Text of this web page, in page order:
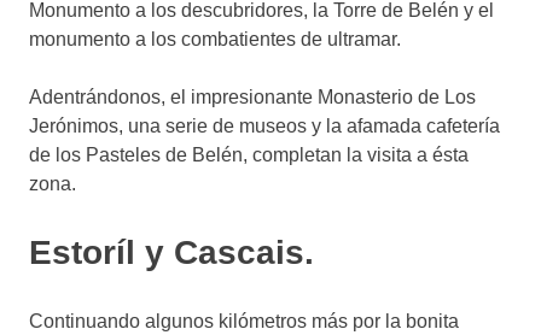
Monumento a los descubridores, la Torre de Belén y el
monumento a los combatientes de ultramar.
Adentrándonos, el impresionante Monasterio de Los
Jerónimos, una serie de museos y la afamada cafetería
de los Pasteles de Belén, completan la visita a ésta
zona.
Estoríl y Cascais.
Continuando algunos kilómetros más por la bonita